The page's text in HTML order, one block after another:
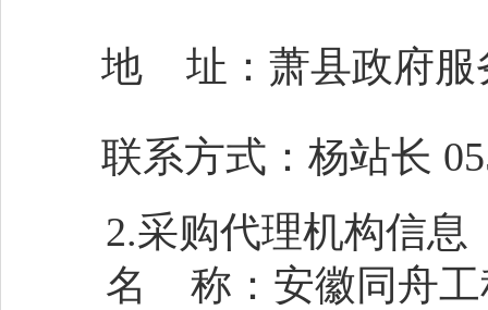
地
址：萧县政府服
联系方式：杨站长
2.采购代理机构信息
名
称：安徽同舟